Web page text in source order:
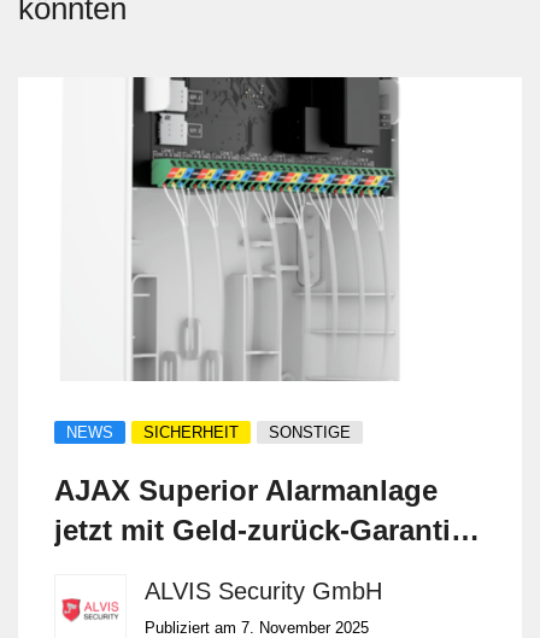
könnten
NEWS SICHERHEIT SONSTIGE
AJAX Superior Alarmanlage
jetzt mit Geld-zurück-Garantie
GmbH
ALVIS Security GmbH
Publiziert am 7. November 2025